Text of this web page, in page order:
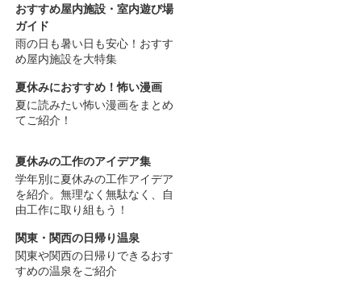
おすすめ屋内施設・室内遊び場
ガイド
雨の日も暑い日も安心！おすす
め屋内施設を大特集
夏休みにおすすめ！怖い漫画
夏に読みたい怖い漫画をまとめ
てご紹介！
夏休みの工作のアイデア集
学年別に夏休みの工作アイデア
を紹介。無理なく無駄なく、自
由工作に取り組もう！
関東・関西の日帰り温泉
関東や関西の日帰りできるおす
すめの温泉をご紹介